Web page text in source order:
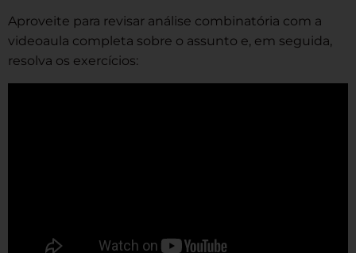
Aproveite para revisar análise combinatória com a
videoaula completa sobre o assunto e, em seguida,
resolva os exercícios: